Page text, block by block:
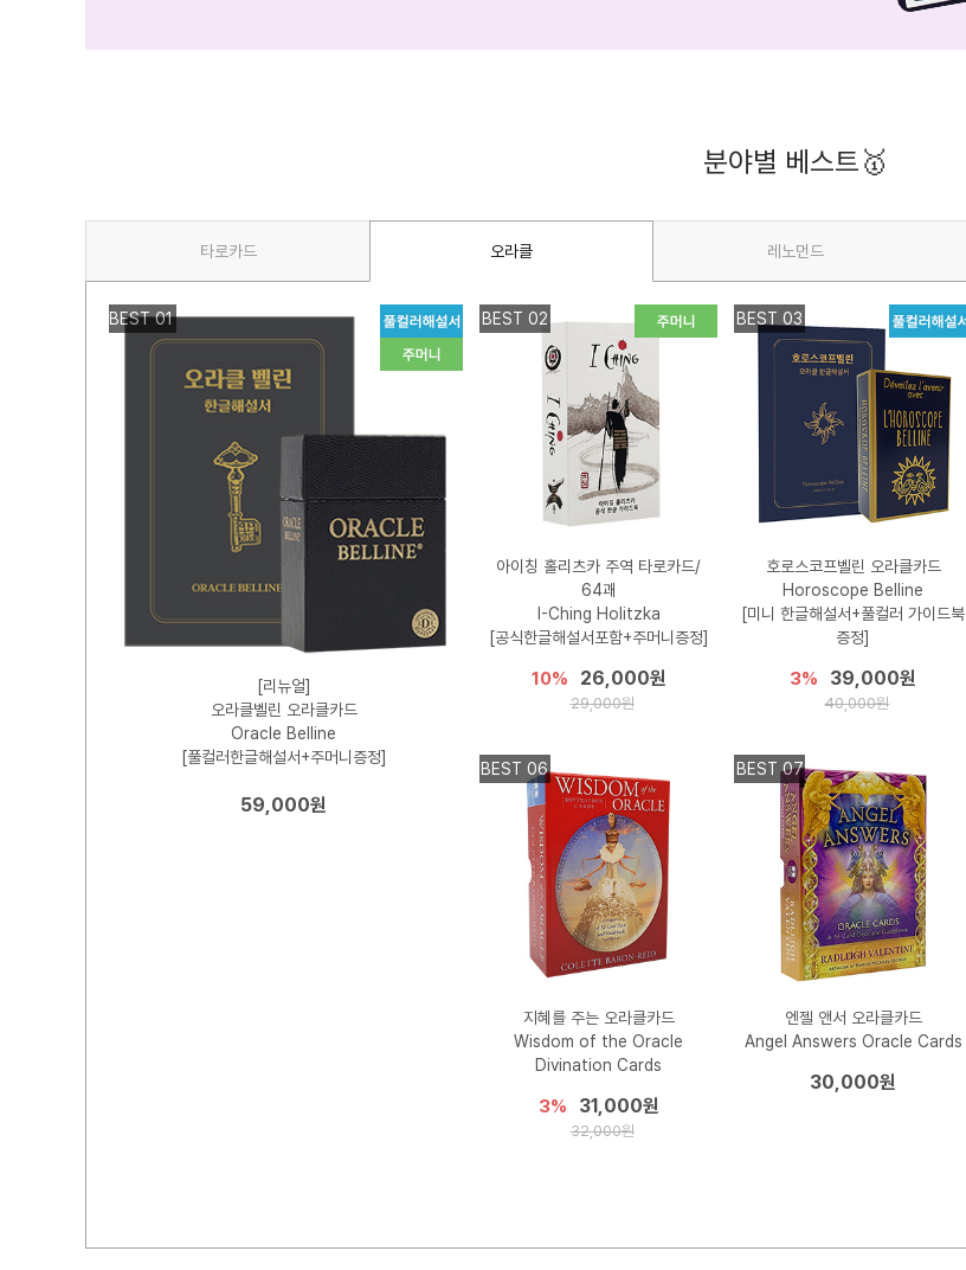
분야별 베스트🥇
타로카드 오라클 레노먼드
BEST 01
[리뉴얼]
오라클벨린 오라클카드
Oracle Belline
[풀컬러한글해설서+주머니증정]
59,000원
BEST 02
아이칭 홀리츠카 주역 타로카드/
64괘
I-Ching Holitzka
[공식한글해설서포함+주머니증정]
10% 26,000원
29,000원
BEST 03
호로스코프벨린 오라클카드
Horoscope Belline
[미니 한글해설서+풀컬러 가이드북
증정]
3% 39,000원
40,000원
BEST 06
지혜를 주는 오라클카드
Wisdom of the Oracle
Divination Cards
3% 31,000원
32,000원
BEST 07
엔젤 앤서 오라클카드
Angel Answers Oracle Cards
30,000원